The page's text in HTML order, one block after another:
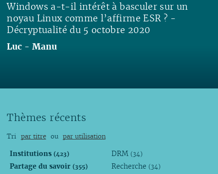
Windows a-t-il intérêt à basculer sur un
noyau Linux comme l’affirme ESR ? -
Décryptualité du 5 octobre 2020
Luc -Manu
Thèmes récents
Tri par titre ou par utilisation
Institutions (423)
Partage du savoir (355)
DRM (34)
Recherche (34)